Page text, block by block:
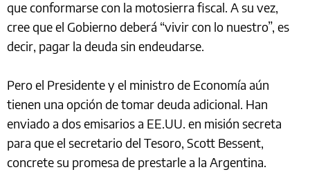
que conformarse con la motosierra fiscal. A su vez,
cree que el Gobierno deberá “vivir con lo nuestro”, es
decir, pagar la deuda sin endeudarse.
Pero el Presidente y el ministro de Economía aún
tienen una opción de tomar deuda adicional. Han
enviado a dos emisarios a EE.UU. en misión secreta
para que el secretario del Tesoro, Scott Bessent,
concrete su promesa de prestarle a la Argentina.